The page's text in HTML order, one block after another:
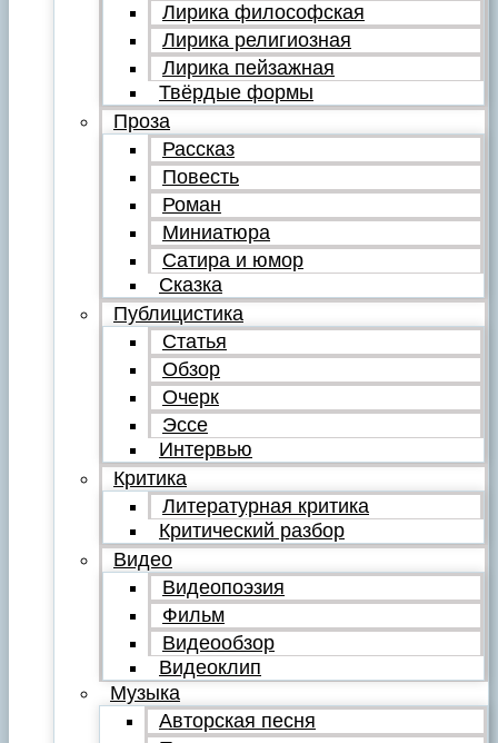
Лирика философская
Лирика религиозная
Лирика пейзажная
Твёрдые формы
Проза
Рассказ
Повесть
Роман
Миниатюра
Сатира и юмор
Сказка
Публицистика
Статья
Обзор
Очерк
Эссе
Интервью
Критика
Литературная критика
Критический разбор
Видео
Видеопоэзия
Фильм
Видеообзор
Видеоклип
Музыка
Авторская песня